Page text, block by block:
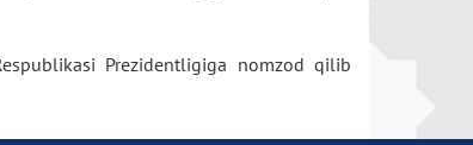
Prezidentligiga nomzod qilib